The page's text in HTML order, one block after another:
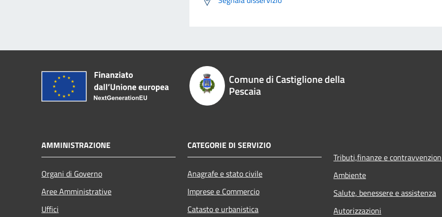
Comune di Castiglione della
Pescaia
AMMINISTRAZIONE
Organi di Governo
Aree Amministrative
Uffici
CATEGORIE DI SERVIZIO
Anagrafe e stato civile
Imprese e Commercio
Catasto e urbanistica
Tributi,finanze e
Ambiente
Salute, benessere e assistenza
Autorizzazioni